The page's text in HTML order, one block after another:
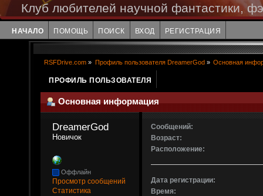
Клуб любителей научной фантастики,
НАЧАЛО ПОМОЩЬ ПОИСК ВХОД РЕГИСТРАЦИЯ
RSFDrive.com » Профиль пользователя DreamerGod » Основная
ПРОФИЛЬ ПОЛЬЗОВАТЕЛЯ
Основная информация
DreamerGod
Новичок
Оффлайн
Просмотр сообщений
Статистика
Сообщений:
Возраст:
Расположение:
Дата регистрации:
Время: